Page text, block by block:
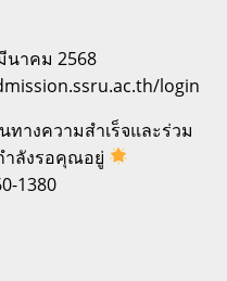
นาคม 2568
login
ทางความสำเร็จและร่วม
ำลังรอคุณอยู่
1380